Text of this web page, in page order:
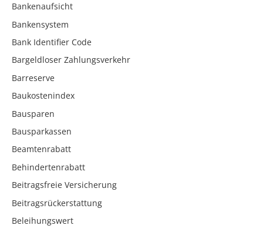
Bankenaufsicht
Bankensystem
Bank Identifier Code
Bargeldloser Zahlungsverkehr
Barreserve
Baukostenindex
Bausparen
Bausparkassen
Beamtenrabatt
Behindertenrabatt
Beitragsfreie Versicherung
Beitragsrückerstattung
Beleihungswert